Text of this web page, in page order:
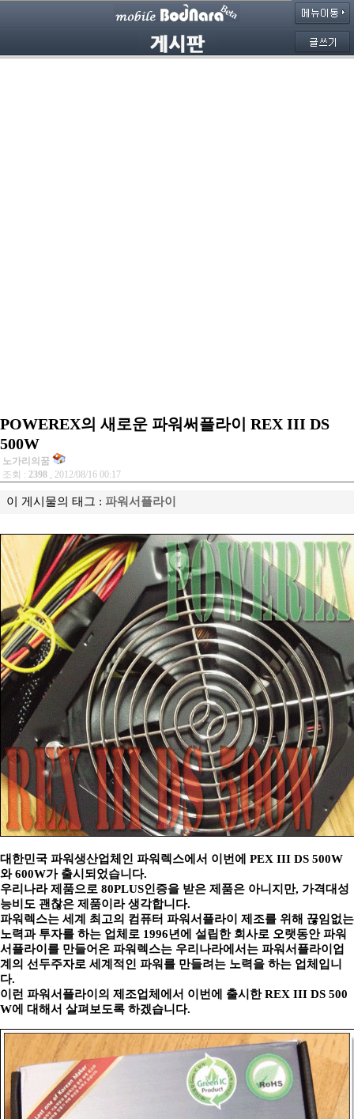
POWEREX의 새로운 파워써플라이 REX III DS
500W
노가리의꿈
조회 : 2398 , 2012/08/16 00:17
이 게시물의 태그 : 파워서플라이
대한민국 파워생산업체인 파워렉스에서 이번에 PEX III DS 500W
와 600W가 출시되었습니다.
우리나라 제품으로 80PLUS인증을 받은 제품은 아니지만, 가격대성
능비도 괜찮은 제품이라 생각합니다.
파워렉스는 세계 최고의 컴퓨터 파워서플라이 제조를 위해 끊임없는
노력과 투자를 하는 업체로 1996년에 설립한 회사로 오랫동안 파워
서플라이를 만들어온 파워렉스는 우리나라에서는 파워서플라이업
계의 선두주자로 세계적인 파워를 만들려는 노력을 하는 업체입니
다.
이런 파워서플라이의 제조업체에서 이번에 출시한 REX III DS 500
W에 대해서 살펴보도록 하겠습니다.